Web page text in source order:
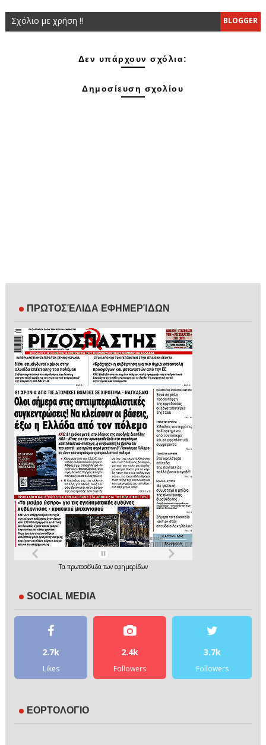
BLOGGER
Σχόλιο με χρήση !!
Δεν υπάρχουν σχόλια:
Δημοσίευση σχολίου
ΠΡΩΤΟΣΈΛΙΔΑ ΕΦΗΜΕΡΊΔΩΝ
Τα πρωτοσέλιδατων εφημερίδων
SOCIAL MEDIA
2.7k
Likes
2.4k
Followers
3.7k
Followers
ΕΟΡΤΟΛΟΓΙΟ